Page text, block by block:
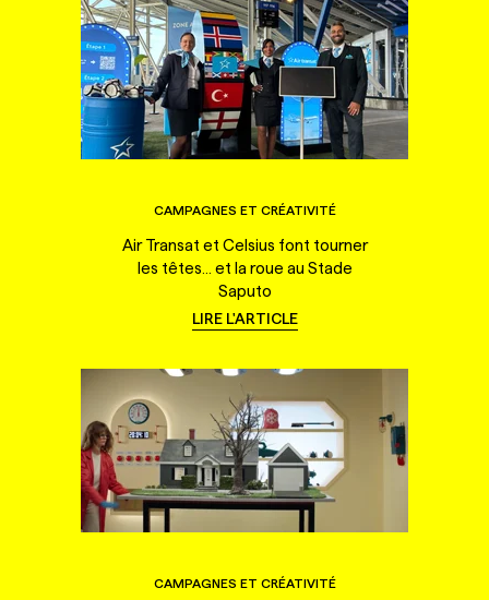
CAMPAGNES ET CRÉATIVITÉ
Air Transat et Celsius font tourner
les têtes... et la roue au Stade
Saputo
LIRE L'ARTICLE
CAMPAGNES ET CRÉATIVITÉ